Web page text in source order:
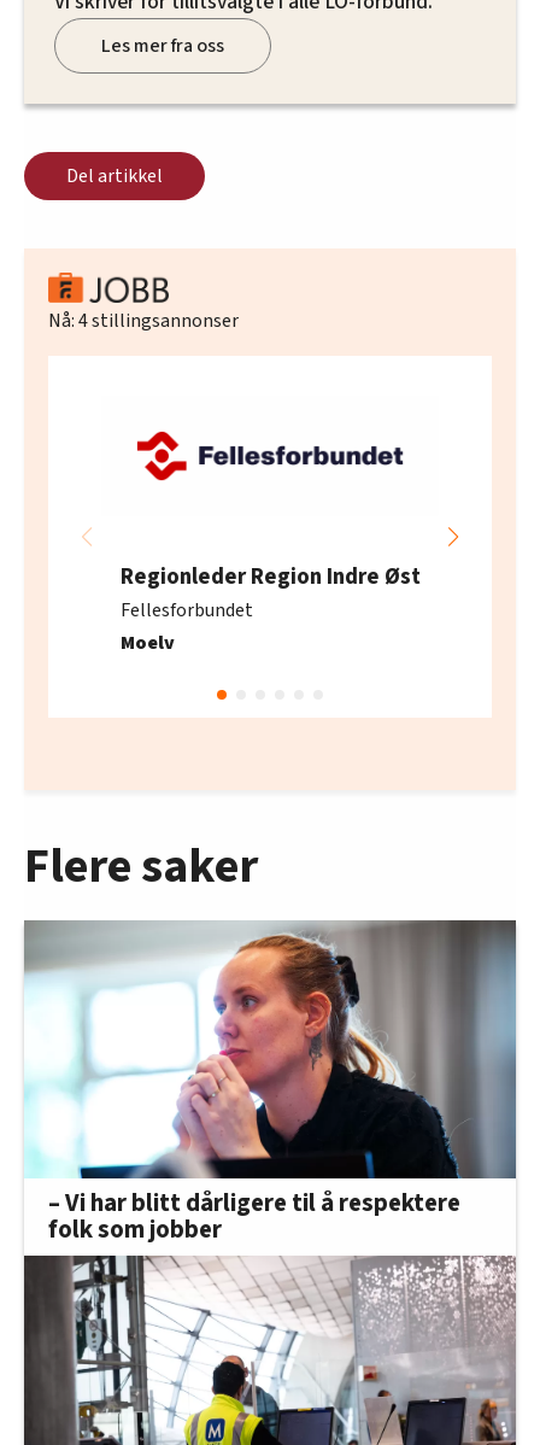
Les mer fra oss
Del artikkel
Nå:4stillingsannonser
Regionleder Region Indre Øst
Fellesforbundet
Moelv
Flere saker
– Vi har blitt dårligere til å respektere
folk som jobber